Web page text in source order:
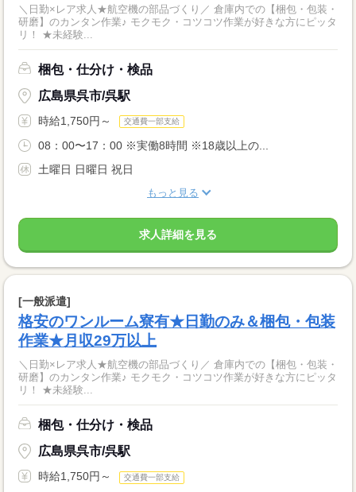
＼日勤×レア求人★航空機の部品づくり／ 倉庫内での【梱包・包装・
研磨】のカンタン作業♪ モクモク・コツコツ作業が好きな方にピッタ
リ！ ★未経験...
梱包・仕分け・検品
広島県呉市/呉駅
時給1,750円～ 交通費一部支給
08：00〜17：00 ※実働8時間 ※18歳以上の...
土曜日 日曜日 祝日
もっと見る
求人詳細を見る
[一般派遣]
格安のワンルーム寮有★日勤のみ＆梱包・包装
作業★月収29万以上
＼日勤×レア求人★航空機の部品づくり／ 倉庫内での【梱包・包装・
研磨】のカンタン作業♪ モクモク・コツコツ作業が好きな方にピッタ
リ！ ★未経験...
梱包・仕分け・検品
広島県呉市/呉駅
時給1,750円～ 交通費一部支給